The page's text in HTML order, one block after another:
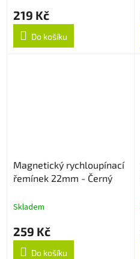
219 Kč
Do košíku
Magnetický rychloupínací
řemínek 22mm - Černý
Skladem
259 Kč
Do košíku